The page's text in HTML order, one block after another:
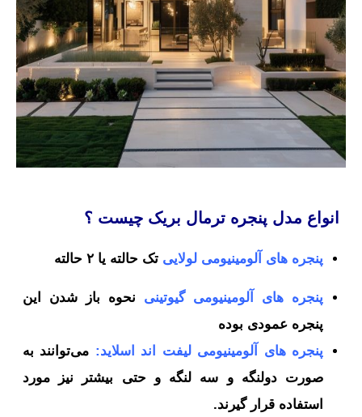
انواع مدل پنجره ترمال بریک چیست ؟
پنجره های آلومینیومی لولایی تک حالته یا ۲ حالته
پنجره های آلومینیومی گیوتینی نحوه باز شدن این
پنجره عمودی بوده
پنجره های آلومینیومی لیفت اند اسلاید: می‌توانند به
صورت دولنگه و سه لنگه و حتی بیشتر نیز مورد
استفاده قرار گیرند.